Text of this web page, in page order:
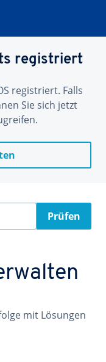
registriert
registriert. Falls
Sie sich jetzt
Prüfen
mit Lösungen